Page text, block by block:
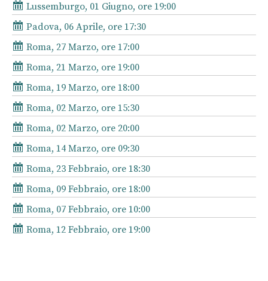
Lussemburgo, 01 Giugno, ore 19:00
Padova, 06 Aprile, ore 17:30
Roma, 27 Marzo, ore 17:00
Roma, 21 Marzo, ore 19:00
Roma, 19 Marzo, ore 18:00
Roma, 02 Marzo, ore 15:30
Roma, 02 Marzo, ore 20:00
Roma, 14 Marzo, ore 09:30
Roma, 23 Febbraio, ore 18:30
Roma, 09 Febbraio, ore 18:00
Roma, 07 Febbraio, ore 10:00
Roma, 12 Febbraio, ore 19:00